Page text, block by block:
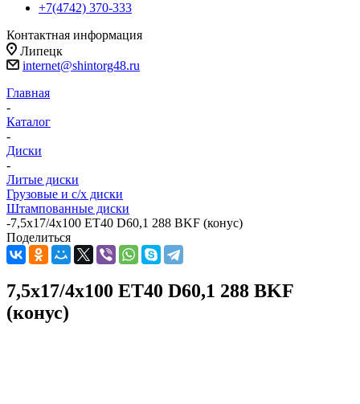
+7(4742) 370-333
Контактная информация
Липецк
internet@shintorg48.ru
Главная
-
Каталог
-
Диски
-
Литые диски
Грузовые и с/х диски
Штампованные диски
-7,5x17/4x100 ET40 D60,1 288 BKF (конус)
Поделиться
7,5x17/4x100 ET40 D60,1 288 BKF
(конус)